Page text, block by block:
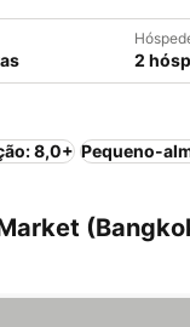
2
8,0+ Pequeno-